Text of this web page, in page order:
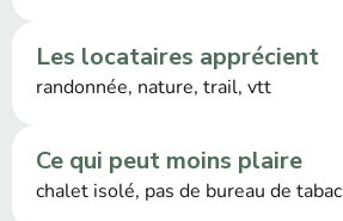
Les locataires apprécient
randonnée, nature, trail, vtt
Ce qui peut moins plaire
chalet isolé, pas de bureau de tabac